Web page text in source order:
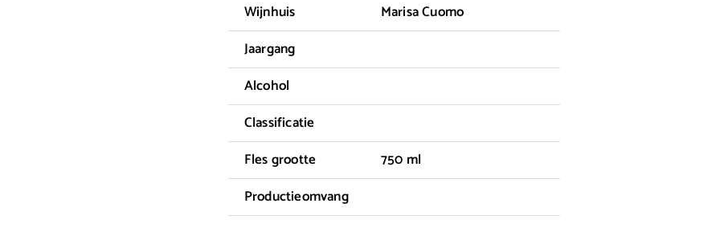
Wijnhuis
Marisa Cuomo
Jaargang
Alcohol
Classificatie
Fles grootte
750 ml
Productieomvang